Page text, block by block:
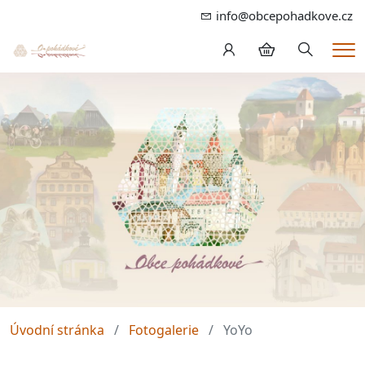
info@obcepohadkove.cz
Hledání
Úvodní stránka Fotogalerie YoYo